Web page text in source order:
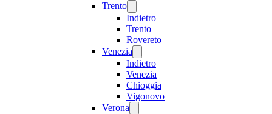
Trento
Indietro
Trento
Rovereto
Venezia
Indietro
Venezia
Chioggia
Vigonovo
Verona